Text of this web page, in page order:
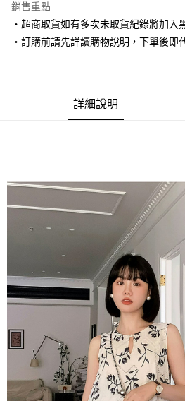
Apple Pay
街口支付
便利好安心！
１．簡單：不需註冊會員、不需綁卡、不需儲
２．便利：只要手機號碼，簡訊認證，即可結
３．安心：先確認商品／服務後，再付款。
【「AFTEE先享後付」結帳流程】
１．於結帳方式選擇「AFTEE先享後付」後
結帳頁面，進行簡訊認證並確認金額後，即
２．訂單成立數日內，您將收到繳費通知簡訊
３．收到繳費通知簡訊後14天內，點擊此簡
ATM／網路銀行／等多元方式進行付款，方
※ 請注意：結帳手續完成當下不需立刻繳費
購買商品的店家。未經商家同意取消之訂單
後付繳納相關費用。
※ 交易是否成功請以「AFTEE先享後付 」之
是否繳費成功／繳費後需取消欲退款等相關
客戶支援中心」https://
運送方式
全家取貨付款
每筆NT$80，滿NT$1,500(含以上)免運費
付款後全家取貨
每筆NT$80，滿NT$1,500(含以上)免運費
每筆NT$80，滿NT$1,500(含以上)免運費
付款後萊爾富取貨
每筆NT$80，滿NT$1,500(含以上)免運
銷售重點
‧超商取貨如有多次未取貨紀錄將加入
‧訂購前請先詳讀購物說明，下單後即
詳細說明